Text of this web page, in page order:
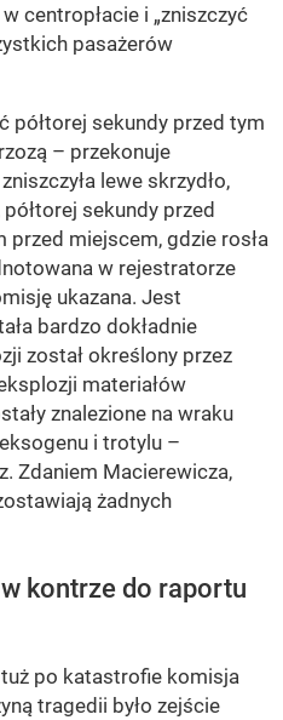
centropłacie i „zniszczyć
pasażerów
półtorej sekundy przed tym
– przekonuje
lewe skrzydło,
sekundy przed
miejscem, gdzie rosła
w rejestratorze
ukazana. Jest
bardzo dokładnie
został określony przez
materiałów
znalezione na wraku
i trotylu –
Zdaniem Macierewicza,
żadnych
kontrze do raportu
tuż po katastrofie komisja
tragedii było zejście